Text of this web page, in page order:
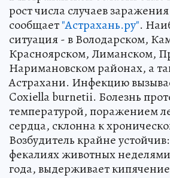
рост числа случаев
сообщает"Астрахань.ру".
ситуация - в Володарском,
Красноярском, Лиманском,
Наримановском районах, а
Астрахани. Инфекцию
Coxiella burnetii. Болезнь
температурой, поражением
сердца, склонна к
Возбудитель крайне
фекалиях животных
года, выдерживает